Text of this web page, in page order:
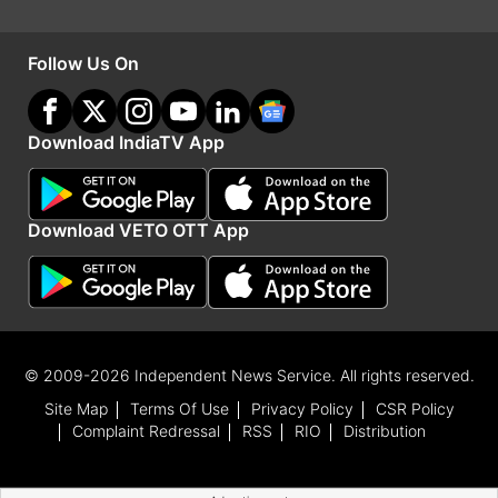
इंटरनेशनल मार्केट में कैसा है ट्रेंड
एशियाई मार्केट में औसतन एक प्रतिशत की बढ़त देखी गई है।
रौनक देखने को मिली। सकारात्मक वैश्विक संकेतों से घरेलू
Follow Us On
Download IndiaTV App
Download VETO OTT App
© 2009-2026 Independent News Service. All rights reserved.
Site Map
Terms Of Use Privacy Policy
CSR Policy
Complaint Redressal
RSS RIO Distribution